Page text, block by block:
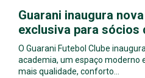
Guarani inaugura
exclusiva para sócios
O Guarani Futebol Clube
academia, um espaço moderno
mais qualidade, conforto…